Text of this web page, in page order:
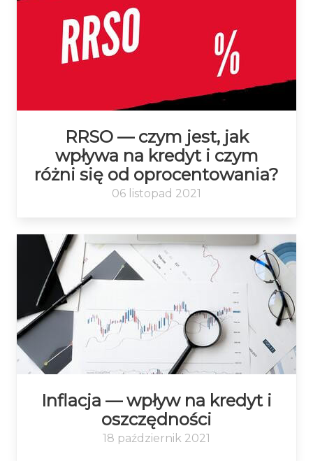
RRSO — czym jest, jak
wpływa na kredyt i czym
różni się od oprocentowania?
06 listopad 2021
Inflacja — wpływ na kredyt i
oszczędności
18 październik 2021